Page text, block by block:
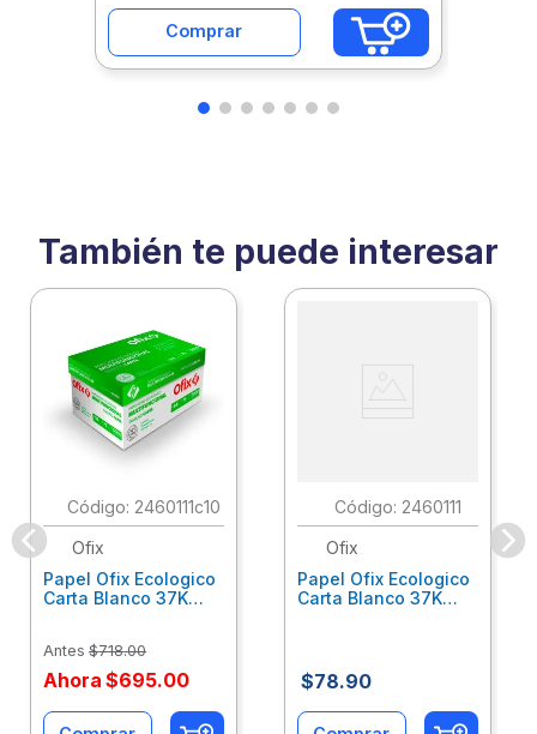
Comprar
También te puede interesar
: 2460111c10
Ofix
Papel Ofix Ecologico
Carta Blanco 37K
Antes $718.00
Ahora $695.00
: 2460111
Ofix
Papel Ofix Ecologico
Carta Blanco 37K
$78.90